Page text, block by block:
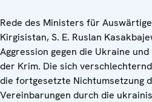
Rede des Ministers für
Kirgisistan, S. E. Ruslan
Aggression gegen die Ukraine
der Krim. Die sich
die fortgesetzte Nichtumsetzung
Vereinbarungen durch die